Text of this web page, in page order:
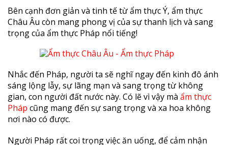
Bên cạnh đơn giản và tinh tế từ ẩm thực Ý, ẩm thực
Châu Âu còn mang phong vị của sự thanh lịch và sang
trọng của ẩm thực Pháp nổi tiếng!
Nhắc đến Pháp, người ta sẽ nghĩ ngay đến kinh đô ánh
sáng lộng lẫy, sự lãng mạn và sang trọng từ không
gian, con người đất nước này. Có lẽ vì vậy mà ẩm thực
Pháp cũng mang đến sự sang trọng và xa hoa không
nơi nào có được.
Người Pháp rất coi trọng việc ăn uống, để cảm nhận